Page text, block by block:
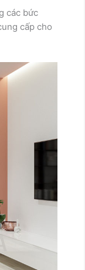
các bức
cấp cho